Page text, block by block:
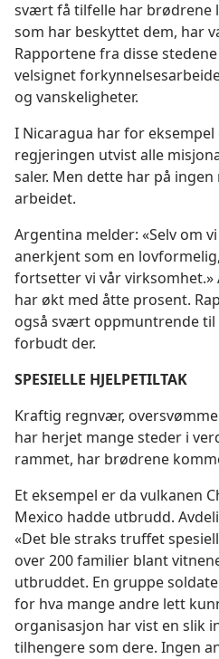
svært få tilfelle har brødrene
som har beskyttet dem, har
Rapportene fra disse
velsignet
og vanskeligheter.
I Nicaragua har for
regjeringen utvist alle
saler. Men dette har på
arbeidet.
Argentina melder: «Selv om
anerkjent som en
fortsetter vi vår
har økt med åtte prosent.
også svært oppmuntrende
forbudt der.
SPESIELLE HJELPETILTAK
Kraftig regnvær,
har herjet mange steder i
rammet, har brødrene
Et eksempel er da vulkanen
Mexico hadde utbrudd.
«Det ble straks truffet
over 200 familier blant
utbruddet. En gruppe
for hva mange andre lett
organisasjon har vist en slik
tilhengere som dere. Ingen